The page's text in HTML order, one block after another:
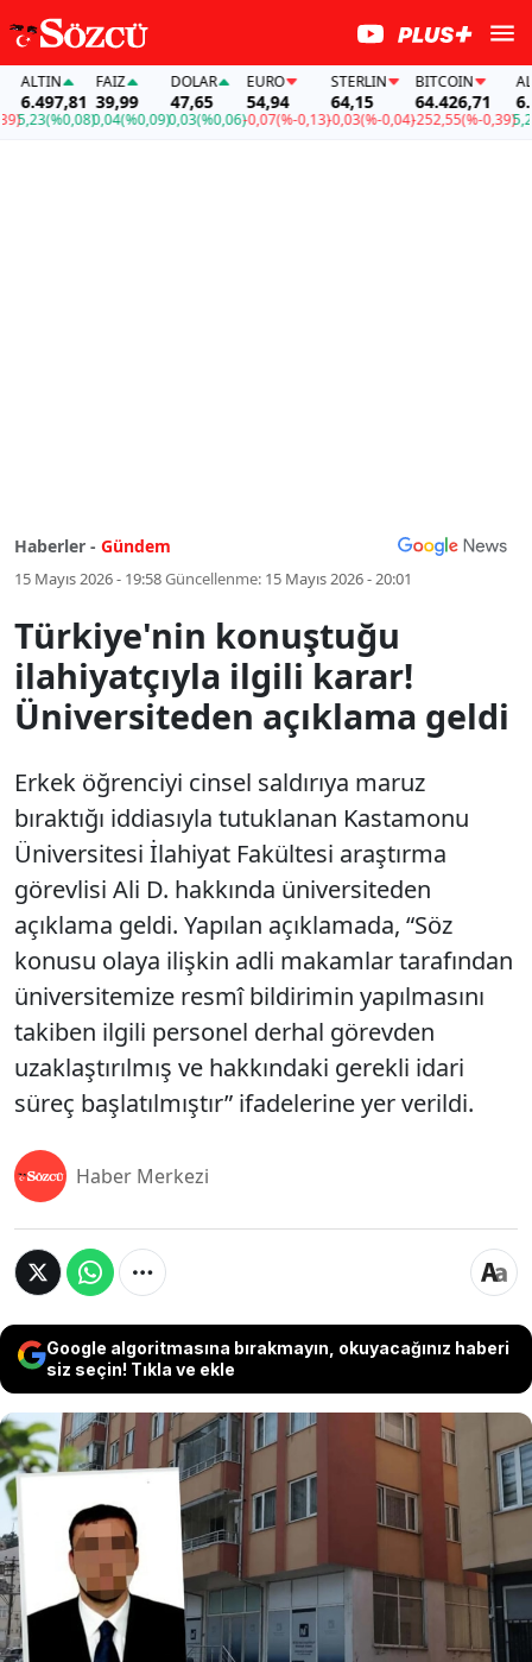
(%0,08)
FAİZ
39,99
0,04(%0,09)
DOLAR
47,65
0,03(%0,06)
EURO
54,94
-0,07(%-0,13)
STERLIN
64,15
-0,03(%-0,04)
BITCOIN
64.426,71
-252,55(%-0,39)
ALTIN
5,23
Haberler - Gündem
15 Mayıs 2026 - 19:58Güncellenme: 15 Mayıs 2026 - 20:01
Türkiye'nin konuştuğu
ilahiyatçıyla ilgili karar!
Üniversiteden açıklama geldi
Erkek öğrenciyi cinsel saldırıya maruz
bıraktığı iddiasıyla tutuklanan Kastamonu
Üniversitesi İlahiyat Fakültesi araştırma
görevlisi Ali D. hakkında üniversiteden
açıklama geldi. Yapılan açıklamada, “Söz
konusu olaya ilişkin adli makamlar tarafından
üniversitemize resmî bildirimin yapılmasını
takiben ilgili personel derhal görevden
uzaklaştırılmış ve hakkındaki gerekli idari
süreç başlatılmıştır” ifadelerine yer verildi.
Haber Merkezi
Google algoritmasına bırakmayın, okuyacağınız haberi
siz seçin! Tıkla ve ekle
Erkek öğrenciyi cinsel saldırıya maruz bıraktığı
iddiasıyla tutuklanan Kastamonu Üniversitesi
İlahiyat Fakültesi araştırma görevlisi Ali D. hakkında
üniversiteden açıklama geldi. Yapılan açıklamada,
“Söz konusu olaya ilişkin adli makamlar tarafından
üniversitemize resmî bildirimin yapılmasını takiben
ilgili personel derhal görevden uzaklaştırılmış ve
hakkındaki gerekli idari süreç başlatılmıştır”